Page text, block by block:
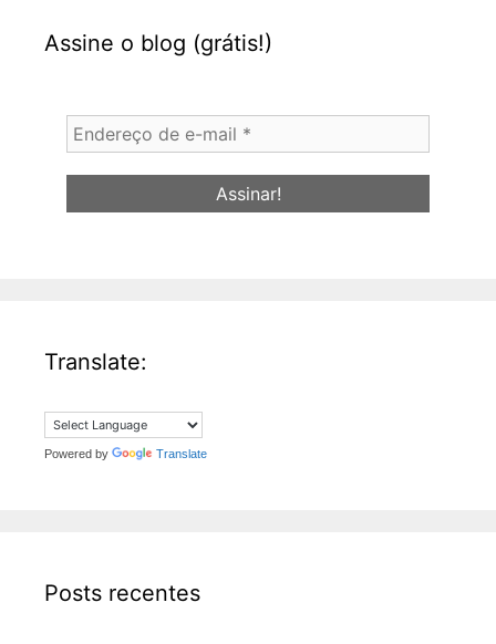
Assine o blog (grátis!)
Endereço
de
e-
Translate:
Powered by Translate
Posts recentes